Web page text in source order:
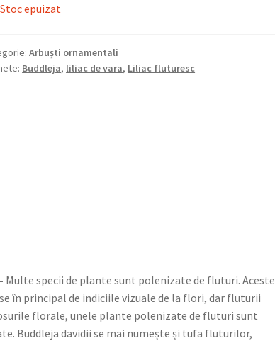
Stoc epuizat
Arbuști ornamentali
Buddleja, liliac de vara, Liliac fluturesc
Multe specii de plante sunt polenizate de fluturi. Aceste
în principal de indiciile vizuale de la flori, dar fluturii
florale, unele plante polenizate de fluturi sunt
Buddleja davidii se mai numește și tufa fluturilor,